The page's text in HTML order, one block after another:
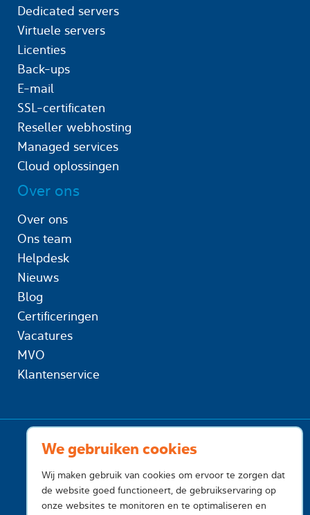
We gebruiken cookies
Wij maken gebruik van cookies om ervoor te zorgen dat
de website goed functioneert, de gebruikservaring op
onze websites te monitoren en te optimaliseren en
Dedicated servers
Virtuele servers
Licenties
Back-ups
E-mail
SSL-certificaten
Reseller webhosting
Managed services
Cloud oplossingen
Over ons
Over ons
Ons team
Helpdesk
Nieuws
Blog
Certificeringen
Vacatures
MVO
Klantenservice